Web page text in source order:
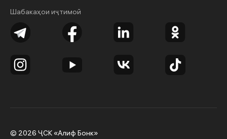
Шабакаҳои иҷтимоӣ
© 2026 ҶСК «Алиф Бонк»